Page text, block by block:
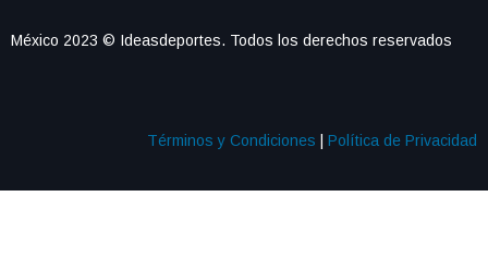
México 2023 © Ideasdeportes. Todos los derechos reservados
Términos y Condiciones Política de Privacidad